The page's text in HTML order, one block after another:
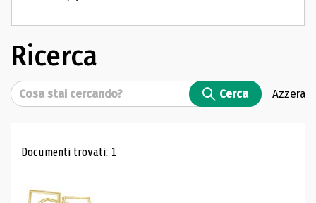
Ricerca
Cerca Cerca Azzera
Risultati di ricerca
Documenti trovati: 1